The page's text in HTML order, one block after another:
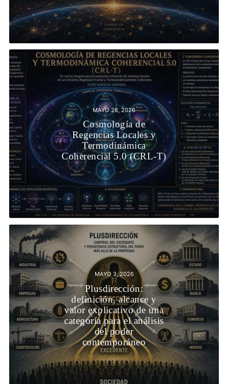
MAYO 28, 2026
Cosmología de
Regencias Locales y
Termodinámica
Coherencial 5.0 (CRL-T)
MAYO 3, 2026
Plusdirección:
definición, alcance y
valor explicativo de una
categoría para el análisis
del poder
contemporáneo